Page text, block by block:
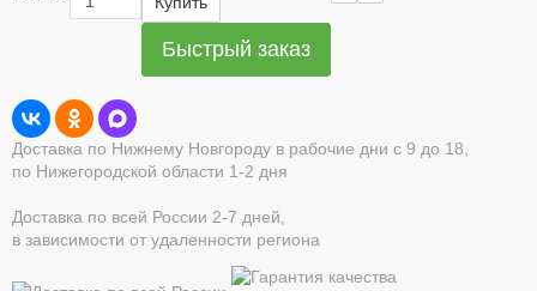
Быстрый заказ
Доставка по Нижнему Новгороду в рабочие дни с 9 до 18,
по Нижегородской области 1-2 дня
Доставка по всей России 2-7 дней,
в зависимости от удаленности региона